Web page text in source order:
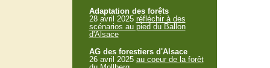
Adaptation des forêts
28 avril 2025 réfléchir à des
scénarios au pied du Ballon
d'Alsace
AG des forestiers d'Alsace
26 avril 2025 au coeur de la forêt